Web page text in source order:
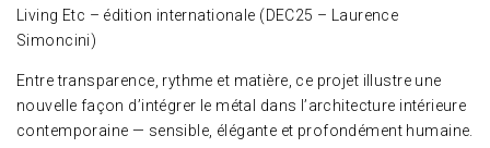
Living Etc – édition internationale (DEC25 – Laurence
Simoncini)
Entre transparence, rythme et matière, ce projet illustre une
nouvelle façon d’intégrer le métal dans l’architecture intérieure
contemporaine — sensible, élégante et profondément humaine.